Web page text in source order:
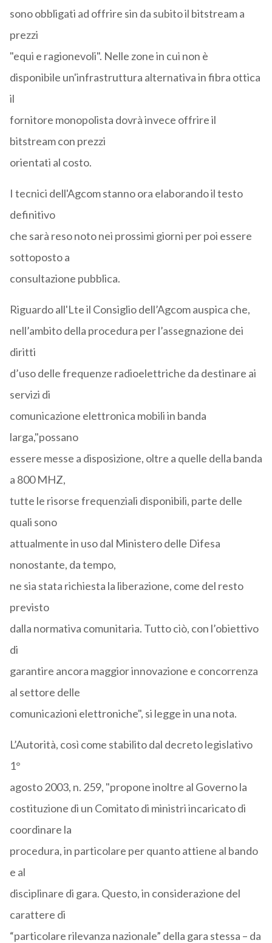
sono obbligati ad offrire sin da subito il bitstream a
prezzi
"equi e ragionevoli". Nelle zone in cui non è
disponibile un'infrastruttura alternativa in fibra ottica
il
fornitore monopolista dovrà invece offrire il
bitstream con prezzi
orientati al costo.
I tecnici dell'Agcom stanno ora elaborando il testo
definitivo
che sarà reso noto nei prossimi giorni per poi essere
sottoposto a
consultazione pubblica.
Riguardo all'Lte il Consiglio dell’Agcom auspica che,
nell’ambito della procedura per l’assegnazione dei
diritti
d’uso delle frequenze radioelettriche da destinare ai
servizi di
comunicazione elettronica mobili in banda
larga,"possano
essere messe a disposizione, oltre a quelle della banda
a 800 MHZ,
tutte le risorse frequenziali disponibili, parte delle
quali sono
attualmente in uso dal Ministero delle Difesa
nonostante, da tempo,
ne sia stata richiesta la liberazione, come del resto
previsto
dalla normativa comunitaria. Tutto ciò, con l’obiettivo
di
garantire ancora maggior innovazione e concorrenza
al settore delle
comunicazioni elettroniche", si legge in una nota.
L’Autorità, così come stabilito dal decreto legislativo
1°
agosto 2003, n. 259, "propone inoltre al Governo la
costituzione di un Comitato di ministri incaricato di
coordinare la
procedura, in particolare per quanto attiene al bando
e al
disciplinare di gara. Questo, in considerazione del
carattere di
“particolare rilevanza nazionale” della gara stessa – da